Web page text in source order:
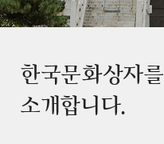
한국문화상자를
소개합니다.